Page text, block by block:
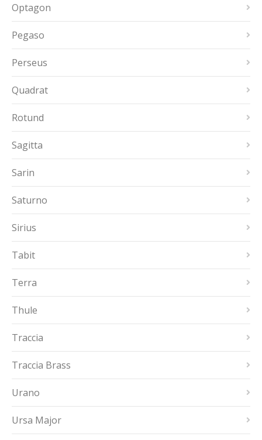
Optagon
Pegaso
Perseus
Quadrat
Rotund
Sagitta
Sarin
Saturno
Sirius
Tabit
Terra
Thule
Traccia
Traccia Brass
Urano
Ursa Major